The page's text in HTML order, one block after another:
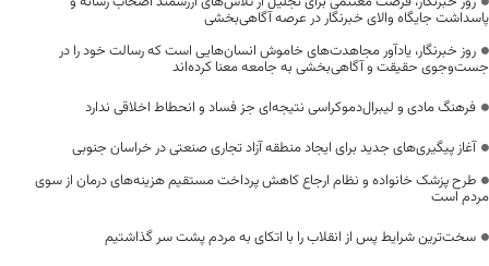
پاسداشت جایگاه والای خبرنگار در عرصه آگاهی‌بخشی
روز خبرنگار، یادآور مجاهدت‌های خاموش انسان‌هایی است که رسالت خود را در
جست‌وجوی حقیقت و آگاهی‌بخشی به جامعه معنا کرده‌اند
فرهنگ مادی و لیبرال‌دموکراسی نتیجه‌ای جز فساد و انحطاط اخلاقی ندارد
آغاز پیگیری‌های جدید برای ایجاد منطقه آزاد تجاری صنعتی در خراسان جنوبی
طرح پزشک خانواده و نظام ارجاع کاهش پرداخت مستقیم هزینه‌های درمان از سوی
مردم است
سخت‌ترین شرایط پس از انقلاب را با اتکای به مردم پشت سر گذاشتیم